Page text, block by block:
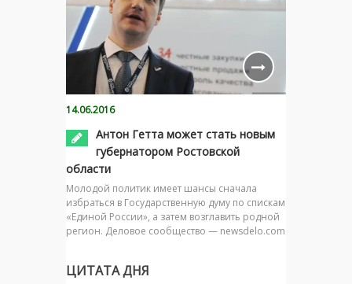
14.06.2016
Антон Гетта может стать новым
губернатором Ростовской
области
Молодой политик имеет шансы сначала
избраться в Государственную думу по спискам
«Единой России», а затем возглавить родной
регион. Деловое сообщество — newsdelo.com
ЦИТАТА ДНЯ